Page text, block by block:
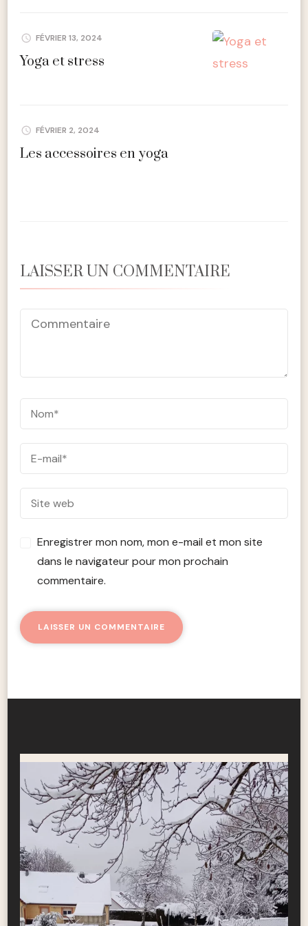
FÉVRIER 13, 2024
Yoga et stress
FÉVRIER 2, 2024
Les accessoires en yoga
LAISSER UN COMMENTAIRE
Enregistrer mon nom, mon e-mail et mon site
dans le navigateur pour mon prochain
commentaire.